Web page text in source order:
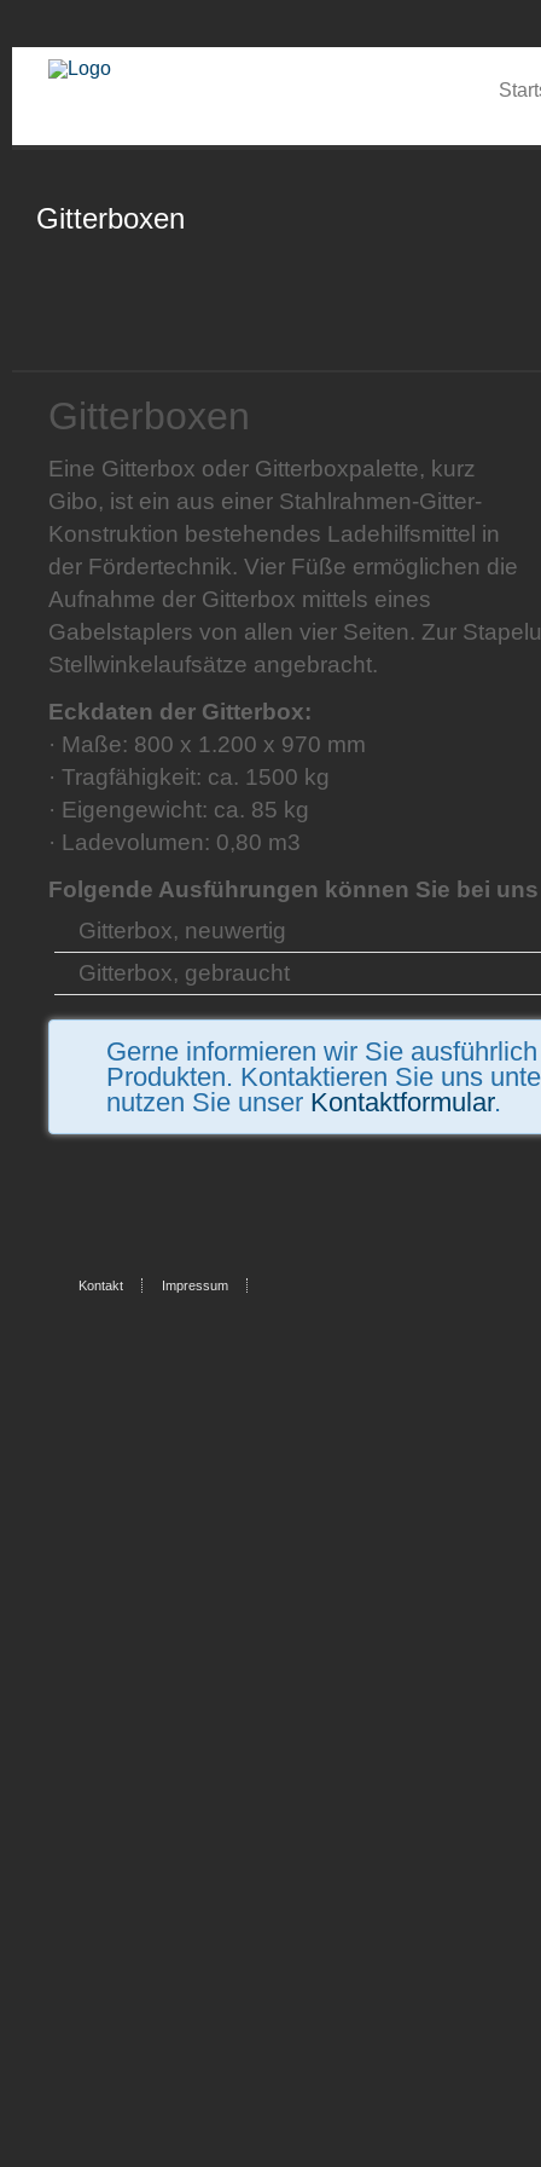
Gitterboxen
Gitterboxen
Eine Gitterbox oder Gitterboxpalette, kurz
Gibo, ist ein aus einer Stahlrahmen-Gitter-
Konstruktion bestehendes Ladehilfsmittel in
der Fördertechnik. Vier Füße ermöglichen die
Aufnahme der Gitterbox mittels eines
Gabelstaplers von allen vier Seiten. Zur
Stellwinkelaufsätze angebracht.
Eckdaten der Gitterbox:
· Maße: 800 x 1.200 x 970 mm
· Tragfähigkeit: ca. 1500 kg
· Eigengewicht: ca. 85 kg
· Ladevolumen: 0,80 m3
Folgende Ausführungen können Sie bei
Gitterbox, neuwertig
Gitterbox, gebraucht
Gerne informieren wir Sie
Produkten. Kontaktieren Sie uns
nutzen Sie unser Kontaktformular.
Kontakt Impressum